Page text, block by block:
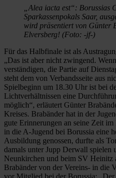
„Alea iacta est“: Borussias
Sparkassenpokals Saar,
wird präsentiert von Günter
Elversberg! (Foto: -jf-)
Für das Halbfinale ist als
„Das ist aber nicht zwingend.
verständigen, die Partie auf
steht dem von Verbandsseite aus
Spielbeginn um 18.30 Uhr ist bei
Lichtverhältnissen eine
möglich“, erläutert Günter
Kreises. Brabänder hat in der
gute Erinnerungen an seine Zeit
in die A-Jugend bei Borussia eine
Ausbildung genossen, durfte als
damals unter Jupp Derwall spielen
Neunkirchen und beim SV Heinitz
Brabänder von der Vereins- in die
vor Mitglied bei der Borussia: